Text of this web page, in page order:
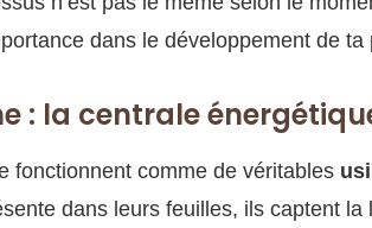
dans le développement de ta
: la centrale
fonctionnent comme de véritables
dans leurs feuilles, ils captent la